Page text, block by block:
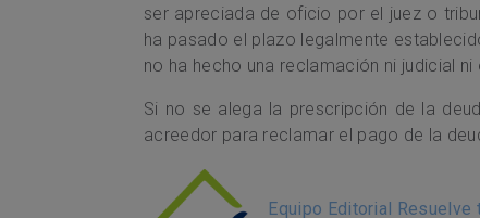
ser apreciada de oficio por el juez o
ha pasado el plazo legalmente
no ha hecho una reclamación ni judicial
Si no se alega la prescripción de la
acreedor para reclamar el pago de la
Equipo Editorial Resuelve